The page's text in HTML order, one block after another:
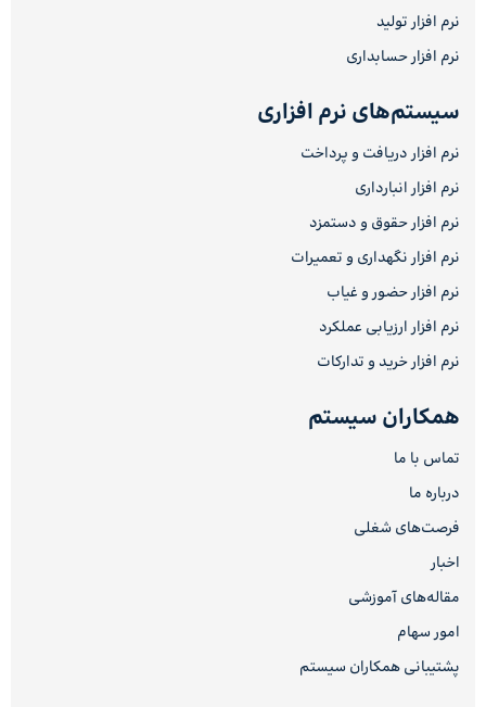
نرم افزار تولید
نرم افزار حسابداری
سیستم‌های نرم افزاری
نرم افزار دریافت و پرداخت
نرم افزار انبارداری
نرم افزار حقوق و دستمزد
نرم افزار نگهداری و تعمیرات
نرم افزار حضور و غیاب
نرم افزار ارزیابی عملکرد
نرم افزار خرید و تدارکات
همکاران سیستم
تماس با ما
درباره ما
فرصت‌های شغلی
اخبار
مقاله‌های آموزشی
امور سهام
پشتیبانی همکاران سیستم